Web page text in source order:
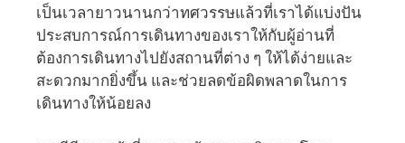
เป็นเวลายาวนานกว่าทศวรรษแล้วที่เราได้แบ่งปัน
ประสบการณ์การเดินทางของเราให้กับผู้อ่านที่
ต้องการเดินทางไปยังสถานที่ต่าง ๆ ให้ได้ง่ายและ
สะดวกมากยิ่งขึ้น และช่วยลดข้อผิดพลาดในการ
เดินทางให้น้อยลง